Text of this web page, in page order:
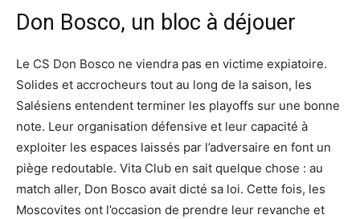
Don Bosco, un bloc à déjouer
Le CS Don Bosco ne viendra pas en victime expiatoire.
Solides et accrocheurs tout au long de la saison, les
Salésiens entendent terminer les playoffs sur une bonne
note. Leur organisation défensive et leur capacité à
exploiter les espaces laissés par l’adversaire en font un
piège redoutable. Vita Club en sait quelque chose : au
match aller, Don Bosco avait dicté sa loi. Cette fois, les
Moscovites ont l’occasion de prendre leur revanche et